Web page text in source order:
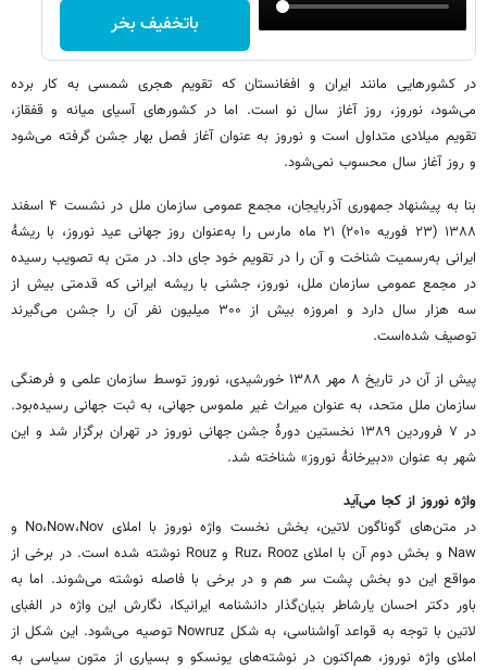
باتخفیف بخر
در کشورهایی مانند ایران و افغانستان که تقویم هجری شمسی به کار برده
می‌شود، نوروز، روز آغاز سال نو است. اما در کشورهای آسیای میانه و قفقاز،
تقویم میلادی متداول است و نوروز به عنوان آغاز فصل بهار جشن گرفته می‌شود
و روز آغاز سال محسوب نمی‌شود.
بنا به پیشنهاد جمهوری آذربایجان، مجمع عمومی سازمان ملل در نشست ۴ اسفند
۱۳۸۸ (۲۳ فوریه ۲۰۱۰) ۲۱ ماه مارس را به‌عنوان روز جهانی عید نوروز، با ریشهٔ
ایرانی به‌رسمیت شناخت و آن را در تقویم خود جای داد. در متن به تصویب رسیده
در مجمع عمومی سازمان ملل، نوروز، جشنی با ریشه ایرانی که قدمتی بیش از
سه هزار سال دارد و امروزه بیش از ۳۰۰ میلیون نفر آن را جشن می‌گیرند
توصیف شده‌است.
پیش از آن در تاریخ ۸ مهر ۱۳۸۸ خورشیدی، نوروز توسط سازمان علمی و فرهنگی
سازمان ملل متحد، به عنوان میراث غیر ملموس جهانی، به ثبت جهانی رسیده‌بود.
در ۷ فروردین ۱۳۸۹ نخستین دورهٔ جشن جهانی نوروز در تهران برگزار شد و این
شهر به عنوان «دبیرخانهٔ نوروز» شناخته شد.
واژه نوروز از کجا می‌آید
در متن‌های گوناگون لاتین، بخش نخست واژه نوروز با املای No،Now،Nov و
Naw و بخش دوم آن با املای Ruz، Rooz و Rouz نوشته شده است. در برخی از
مواقع این دو بخش پشت سر هم و در برخی با فاصله نوشته می‌شوند. اما به
باور دکتر احسان یارشاطر بنیان‌گذار دانشنامه ایرانیکا، نگارش این واژه در الفبای
لاتین با توجه به قواعد آواشناسی، به شکل Nowruz توصیه می‌شود. این شکل از
املای واژه نوروز، هم‌اکنون در نوشته‌های یونسکو و بسیاری از متون سیاسی به